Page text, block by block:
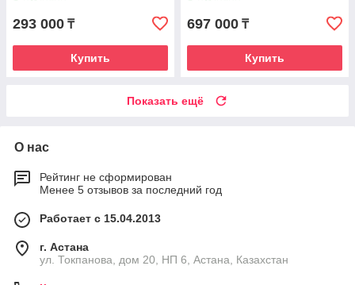
293 000 ₸
Купить
697 000 ₸
Купить
Показать ещё
О нас
Рейтинг не сформирован
Менее 5 отзывов за последний год
Работает с 15.04.2013
г. Астана
ул. Токпанова, дом 20, НП 6, Астана, Казахстан